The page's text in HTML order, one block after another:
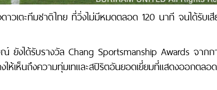
วเตะทีมชาติไทย ที่วิ่งไม่มีหมดตลอด 120 นาที จนได้รับเสี
งได้รับรางวัล Chang Sportsmanship Awards จากก
ห้เห็นถึงความทุ่มเทและสปิริตอันยอดเยี่ยมที่แสดงออกตลอ